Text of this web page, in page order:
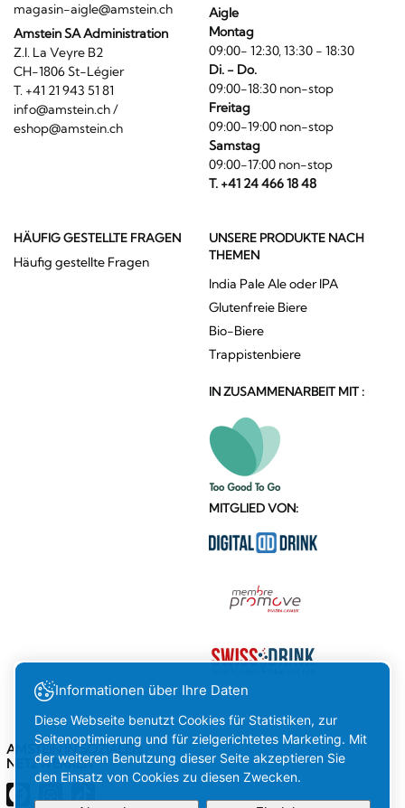
magasin-aigle@amstein.ch
Amstein SA Administration
Z.I. La Veyre B2
CH-1806 St-Légier
T. +41 21 943 51 81
info@amstein.ch/
eshop@amstein.ch
Aigle
Montag
09:00- 12:30, 13:30 - 18:30
Di. - Do.
09:00-18:30 non-stop
Freitag
09:00-19:00 non-stop
Samstag
09:00-17:00 non-stop
T. +41 24 466 18 48
HÄUFIG GESTELLTE FRAGEN
Häufig gestellte Fragen
UNSERE PRODUKTE NACH
THEMEN
India Pale Ale oder IPA
Glutenfreie Biere
Bio-Biere
Trappistenbiere
IN ZUSAMMENARBEIT MIT :
MITGLIED VON:
AMSTEIN IN SOZIALEN
NETZWERKEN
Informationen über Ihre Daten
Diese Webseite benutzt Cookies für Statistiken, zur
Seitenoptimierung und für zielgerichtetes Marketing. Mit
der weiteren Benutzung dieser Seite akzeptieren Sie
den Einsatz von Cookies zu diesen Zwecken.